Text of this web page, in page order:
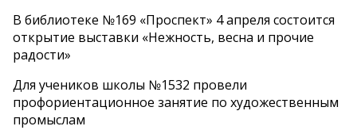
В библиотеке №169 «Проспект» 4 апреля состоится
открытие выставки «Нежность, весна и прочие
радости»
Для учеников школы №1532 провели
профориентационное занятие по художественным
промыслам